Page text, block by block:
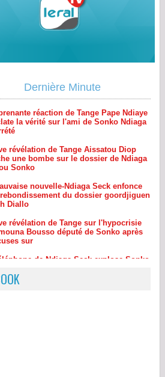
Dernière Minute
la vérité sur l'ami de Sonko Ndiaga
révélation de Tange Aissatou Diop
une bombe sur le dossier de Ndiaga
Sonko
nouvelle-Ndiaga Seck enfonce
du dossier goordjiguen
Diallo
révélation de Tange sur l'hypocrisie
Bousso député de Sonko après
sur
de Ndiaga Seck explose-Sonko
Cheikh Diallo& cie-Pape Ndiaye-
Bou
révélation de Tange sur la mauvaise
..